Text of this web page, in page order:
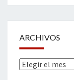
ARCHIVOS
Archivos